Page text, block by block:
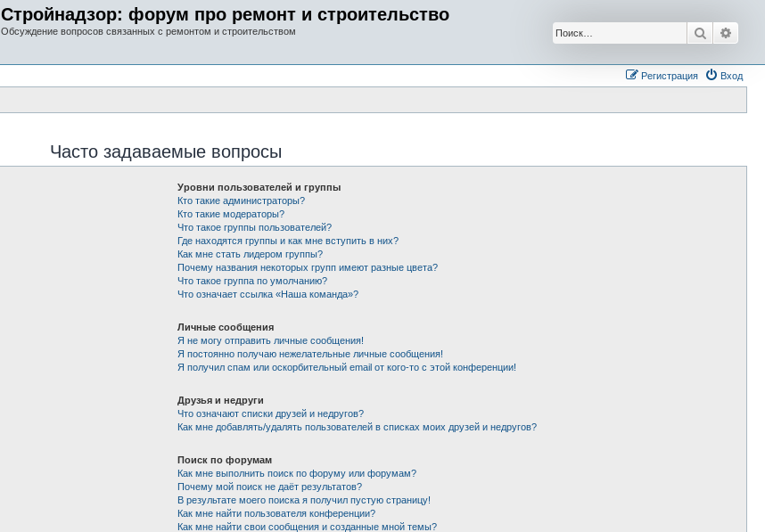
Стройнадзор: форум про ремонт и строительство
Обсуждение вопросов связанных с ремонтом и строительством Поиск
Вход
Регистрация
Часто задаваемые вопросы
Уровни пользователей и группы
Кто такие администраторы?
Кто такие модераторы?
Что такое группы пользователей?
Где находятся группы и как мне вступить в них?
Как мне стать лидером группы?
Почему названия некоторых групп имеют разные цвета?
Что такое группа по умолчанию?
Что означает ссылка «Наша команда»?
Личные сообщения
Я не могу отправить личные сообщения!
Я постоянно получаю нежелательные личные сообщения!
Я получил спам или оскорбительный email от кого-то с этой конференции!
Друзья и недруги
Что означают списки друзей и недругов?
Как мне добавлять/удалять пользователей в списках моих друзей и недругов?
Поиск по форумам
Как мне выполнить поиск по форуму или форумам?
Почему мой поиск не даёт результатов?
В результате моего поиска я получил пустую страницу!
Как мне найти пользователя конференции?
Как мне найти свои сообщения и созданные мной темы?